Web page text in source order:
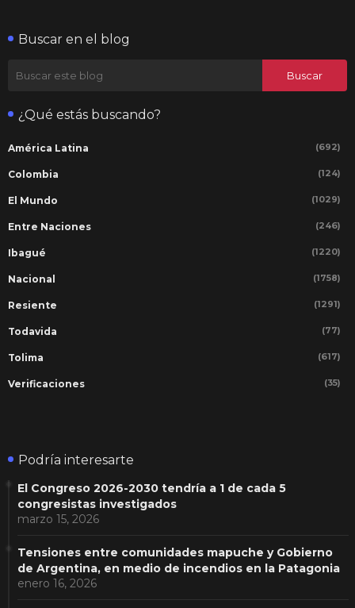
Buscar en el blog
¿Qué estás buscando?
América Latina (692)
Colombia (124)
El Mundo (1029)
Entre Naciones (246)
Ibagué (1220)
Nacional (1758)
Resiente (1291)
Todavida (77)
Tolima (617)
Verificaciones (35)
Podría interesarte
El Congreso 2026-2030 tendría a 1 de cada 5
congresistas investigados
marzo 15, 2026
Tensiones entre comunidades mapuche y Gobierno
de Argentina, en medio de incendios en la Patagonia
enero 16, 2026